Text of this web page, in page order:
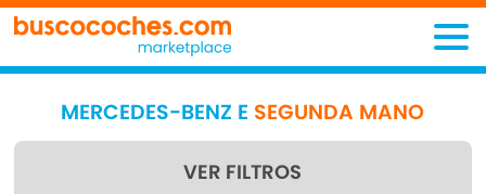
MERCEDES-BENZ E SEGUNDA MANO
VER FILTROS